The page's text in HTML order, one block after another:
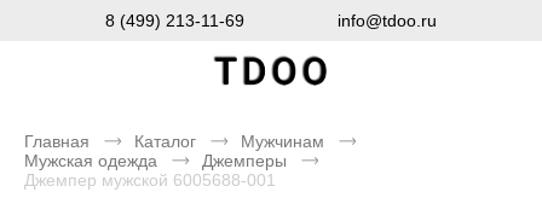
8 (499) 213-11-69 info@tdoo.ru
Главная Каталог
Мужчинам
Мужская одежда
Джемперы
Джемпер мужской 6005688-001